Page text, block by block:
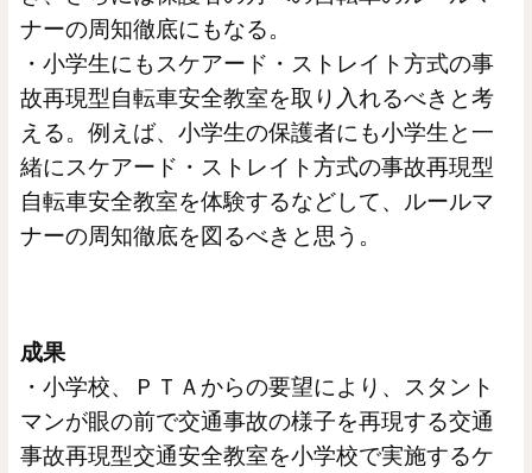
ナーの周知徹底にもなる。
・小学生にもスケアード・ストレイト方式の事
故再現型自転車安全教室を取り入れるべきと考
える。例えば、小学生の保護者にも小学生と一
緒にスケアード・ストレイト方式の事故再現型
自転車安全教室を体験するなどして、ルールマ
ナーの周知徹底を図るべきと思う。
成果
・小学校、ＰＴＡからの要望により、スタント
マンが眼の前で交通事故の様子を再現する交通
事故再現型交通安全教室を小学校で実施するケ